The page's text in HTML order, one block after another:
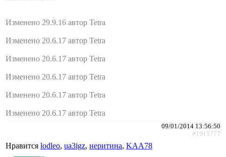
Изменено 29.9.16 автор Tetra
Изменено 20.6.17 автор Tetra
Изменено 20.6.17 автор Tetra
Изменено 20.6.17 автор Tetra
Изменено 20.6.17 автор Tetra
Изменено 20.6.17 автор Tetra
09/01/2014 13:56:50
#1915777
Нравится lodleo, ua3igz, неритина, KAA78